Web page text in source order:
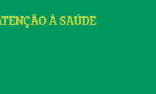
À SAÚDE